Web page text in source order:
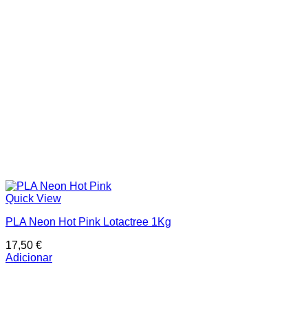
Quick View
PLA Neon Hot Pink Lotactree 1Kg
17,50 €
Adicionar